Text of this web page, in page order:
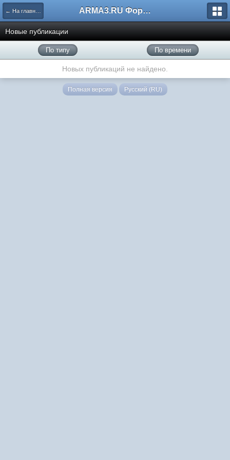
← На главную ARMA3.RU Форум
Новые публикации
По типу По времени
Новых публикаций не найдено.
Полная версия Русский (RU)